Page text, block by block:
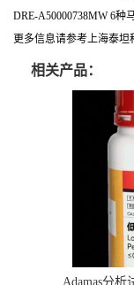
DRE-A50000738MW 6种
更多信息请参考上海泰坦
相关产品：
Adamas分析